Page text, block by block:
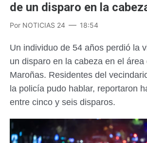
de un disparo en la
Por NOTICIAS 24 18:54
Un individuo de 54 años perdió la
un disparo en la cabeza en el área
Maroñas. Residentes del
la policía pudo hablar, reportaron
entre cinco y seis disparos.